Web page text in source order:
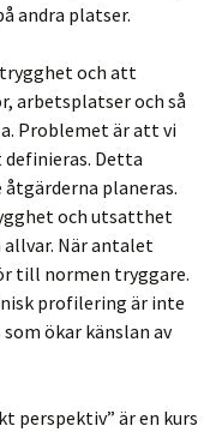
andra platser.
och att
arbetsplatser och så
Problemet är att vi
Detta
planeras.
och utsatthet
När antalet
till normen tryggare.
profilering är inte
ökar känslan av
perspektiv” är en kurs